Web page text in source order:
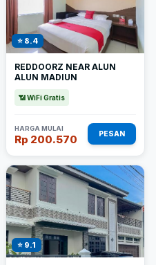
⭐ 8.4
REDDOORZ NEAR ALUN
ALUN MADIUN
📶 WiFi Gratis
HARGA MULAI
Rp 200.570 PESAN
⭐ 9.1